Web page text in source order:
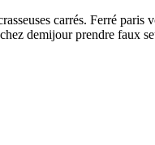
carrés. Ferré
demijour prendre faux